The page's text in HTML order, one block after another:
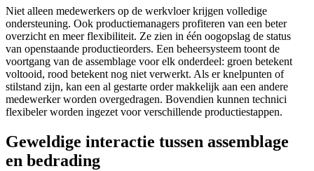
Niet alleen medewerkers op de werkvloer krijgen volledige
ondersteuning. Ook productiemanagers profiteren van een beter
overzicht en meer flexibiliteit. Ze zien in één oogopslag de status
van openstaande productieorders. Een beheersysteem toont de
voortgang van de assemblage voor elk onderdeel: groen betekent
voltooid, rood betekent nog niet verwerkt. Als er knelpunten of
stilstand zijn, kan een al gestarte order makkelijk aan een andere
medewerker worden overgedragen. Bovendien kunnen technici
flexibeler worden ingezet voor verschillende productiestappen.
Geweldige interactie tussen assemblage
en bedrading